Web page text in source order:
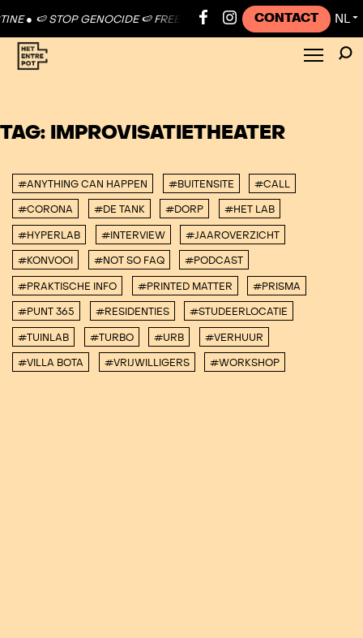
● 🍉 STOP GENOCIDE 🍉 FREE PALESTINE ● 🍉 STOP GENOCIDE
CONTACT NL ▼
TAG: IMPROVISATIETHEATER
#ANYTHING CAN HAPPEN #BUITENSITE #CALL
#CORONA #DE TANK #DORP #HET LAB
#HYPERLAB #INTERVIEW #JAAROVERZICHT
#KONVOOI #NOT SO FAQ #PODCAST
#PRAKTISCHE INFO #PRINTED MATTER #PRISMA
#PUNT 365 #RESIDENTIES #STUDEERLOCATIE
#TUINLAB #TURBO #URB #VERHUUR
#VILLA BOTA #VRIJWILLIGERS #WORKSHOP